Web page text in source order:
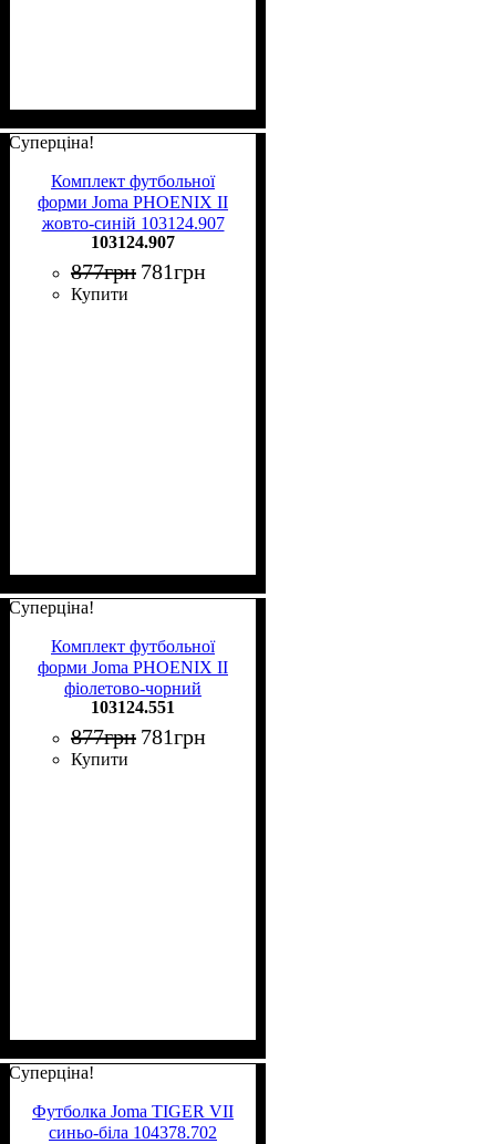
Суперціна!
Комплект футбольної
форми Joma PHOENIX II
жовто-синій 103124.907
103124.907
877грн 781грн
Купити
Суперціна!
Комплект футбольної
форми Joma PHOENIX II
фіолетово-чорний
103124.551
103124.551
877грн 781грн
Купити
Суперціна!
Футболка Joma TIGER VII
синьо-біла 104378.702